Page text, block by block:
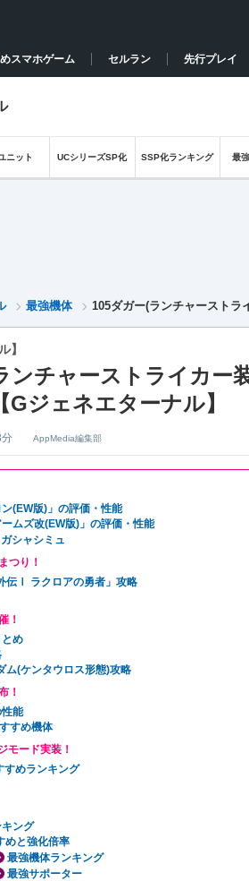
スマホゲーム セルラン 先行プレイ
ニット UCシリーズSP化 SSP化ランキング 最
最強機体 105ダガー(ランチャーストラ
】
ンチャーストライカー
Gジェネエターナル】
AppMedia編集部
(EW版)」の評価・性能
ムズ改(EW版)」の評価・性能
ガシャシミュ
つり！
伝Ⅰ ラクロアの勇者」攻略
！
め
ム(ケンタウロス形態)攻略
！
能
すめ機体
モード実装！
すめランキング
ング
めと強化倍率
最強機体ランキング
最強サポーター